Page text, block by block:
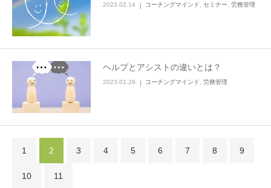
2023.02.14 コーチングマインド セミナー 労務管理
ヘルプとアシストの違いとは？
2023.01.29 コーチングマインド 労務管理
1 2 3 4 5 6 7 8 9
10 11